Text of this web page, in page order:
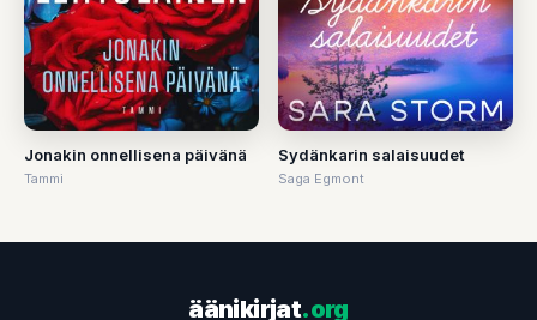
Jonakin onnellisena päivänä
Tammi
Sydänkarin salaisuudet
Saga Egmont
äänikirjat.org